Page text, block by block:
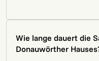
Wie lange dauert die
Donauwörther